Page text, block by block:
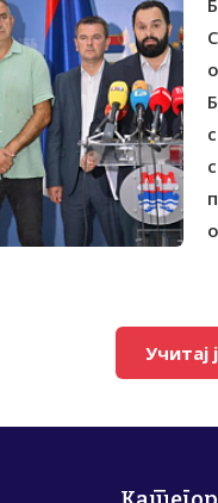
Учитај